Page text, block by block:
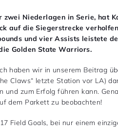
zwei Niederlagen in Serie, hat
auf die Siegerstrecke
und vier Assists leistete
Golden State Warriors.
haben wir in unserem Beitrag
Claws“ letzte Station vor LA)
und zum Erfolg führen kann.
dem Parkett zu beobachten!
Field Goals, bei nur einem